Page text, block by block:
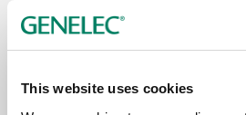
This website uses cookies